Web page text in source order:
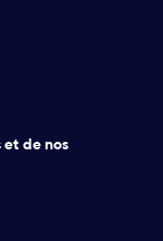
et de nos